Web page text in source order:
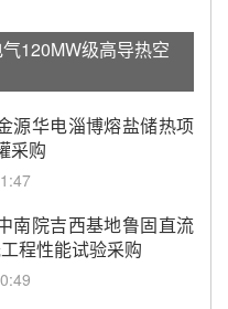
120MW级高导热空
源华电淄博熔盐储热项
采购
南院吉西基地鲁固直流
程性能试验采购